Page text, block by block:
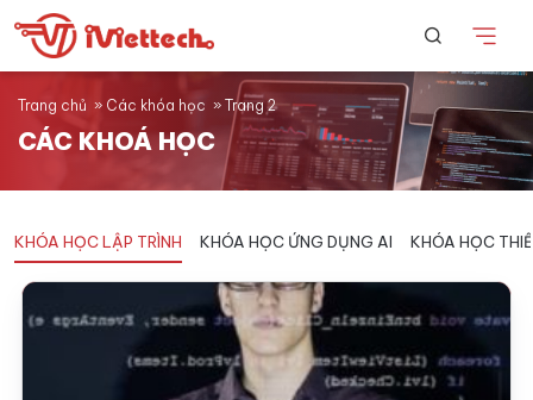
Trang chủ » Các khóa học » Trang 2
CÁC KHOÁ HỌC
KHÓA HỌC LẬP TRÌNH KHÓA HỌC ỨNG DỤNG AI KHÓA HỌC